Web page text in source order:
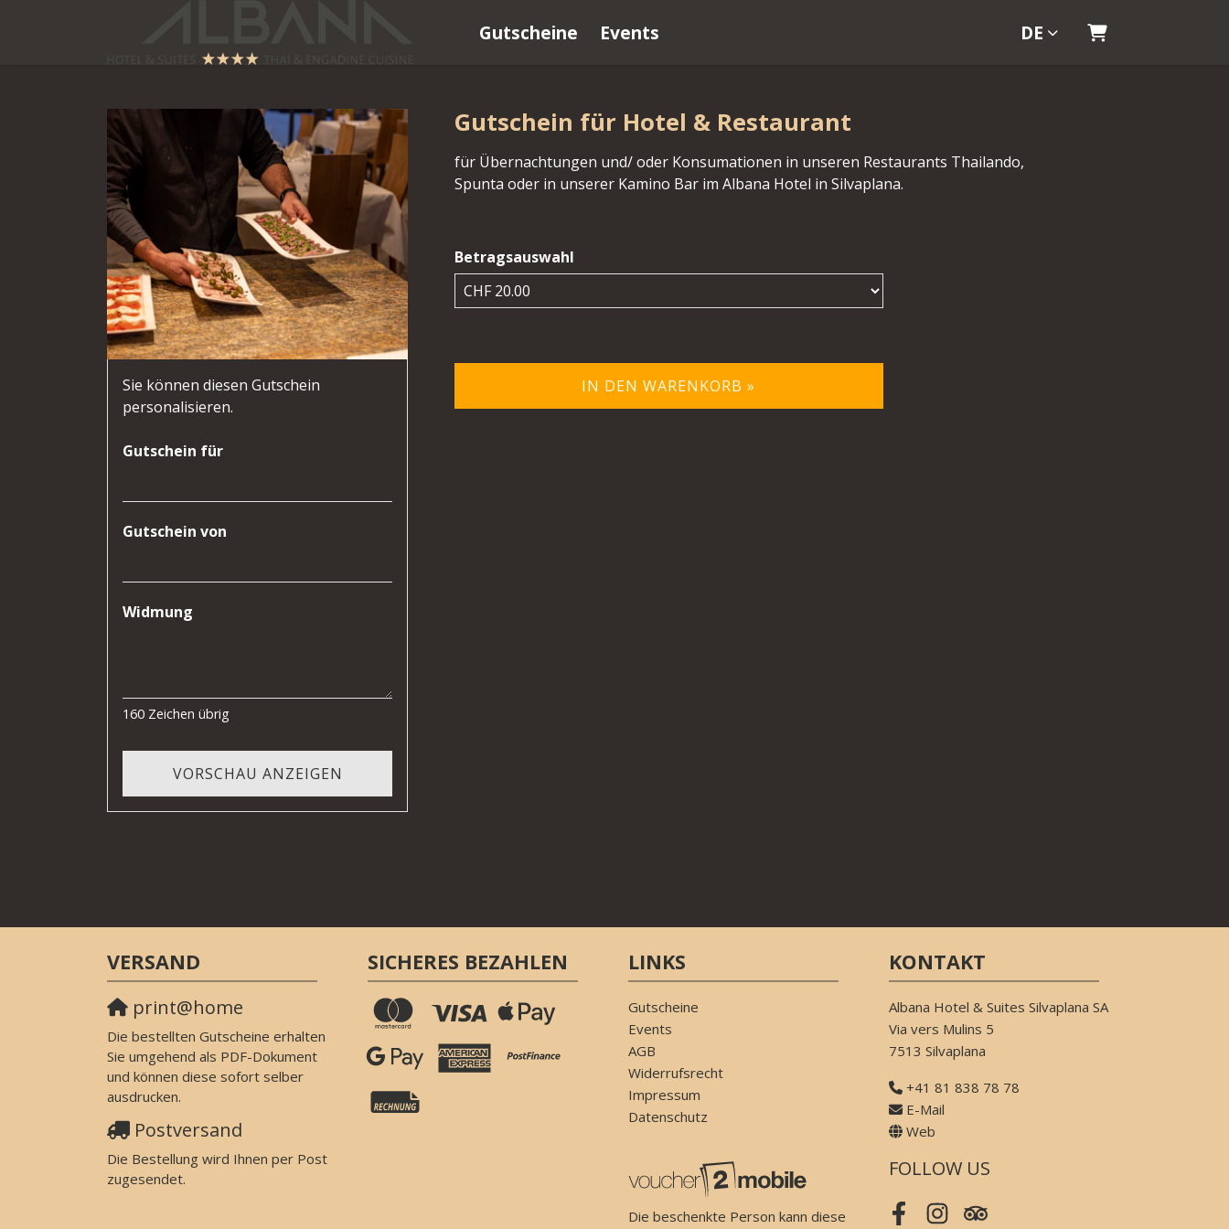
Gutscheine Events DE Warenkorb
Sie können diesen Gutschein
personalisieren.
Gutschein für
Gutschein von
Widmung
160 Zeichen übrig
VORSCHAU ANZEIGEN
Gutschein für Hotel & Restaurant
für Übernachtungen und/ oder Konsumationen in unseren Restaurants Thailando,
Spunta oder in unserer Kamino Bar im Albana Hotel in Silvaplana.
Betragsauswahl
IN DEN WARENKORB »
VERSAND
print@home
Die bestellten Gutscheine erhalten
Sie umgehend als PDF-Dokument
und können diese sofort selber
ausdrucken.
Postversand
Die Bestellung wird Ihnen per Post
zugesendet.
SICHERES BEZAHLEN LINKS
Gutscheine
Events
AGB
Widerrufsrecht
Impressum
Datenschutz
Die beschenkte Person kann diese
KONTAKT
Albana Hotel & Suites Silvaplana SA
Via vers Mulins 5
7513 Silvaplana
+41 81 838 78 78
E-Mail
Web
FOLLOW US
FacebookInstagramTripadvisor